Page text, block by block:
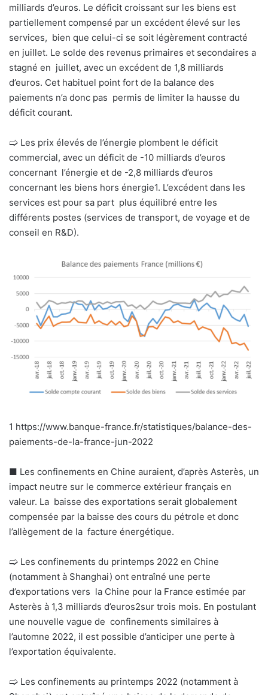
milliards d’euros. Le déficit croissant sur les biens est
partiellement compensé par un excédent élevé sur les
services, bien que celui-ci se soit légèrement contracté
en juillet. Le solde des revenus primaires et secondaires a
stagné en juillet, avec un excédent de 1,8 milliards
d’euros. Cet habituel point fort de la balance des
paiements n’a donc pas permis de limiter la hausse du
déficit courant.
🢩 Les prix élevés de l’énergie plombent le déficit
commercial, avec un déficit de -10 milliards d’euros
concernant l’énergie et de -2,8 milliards d’euros
concernant les biens hors énergie1. L’excédent dans les
services est pour sa part plus équilibré entre les
différents postes (services de transport, de voyage et de
conseil en R&D).
1 https://www.banque-france.fr/statistiques/balance-des-
paiements-de-la-france-jun-2022
■ Les confinements en Chine auraient, d’après Asterès, un
impact neutre sur le commerce extérieur français en
valeur. La baisse des exportations serait globalement
compensée par la baisse des cours du pétrole et donc
l’allègement de la facture énergétique.
🢩 Les confinements du printemps 2022 en Chine
(notamment à Shanghai) ont entraîné une perte
d’exportations vers la Chine pour la France estimée par
Asterès à 1,3 milliards d’euros2sur trois mois. En postulant
une nouvelle vague de confinements similaires à
l’automne 2022, il est possible d’anticiper une perte à
l’exportation équivalente.
🢩 Les confinements au printemps 2022 (notamment à